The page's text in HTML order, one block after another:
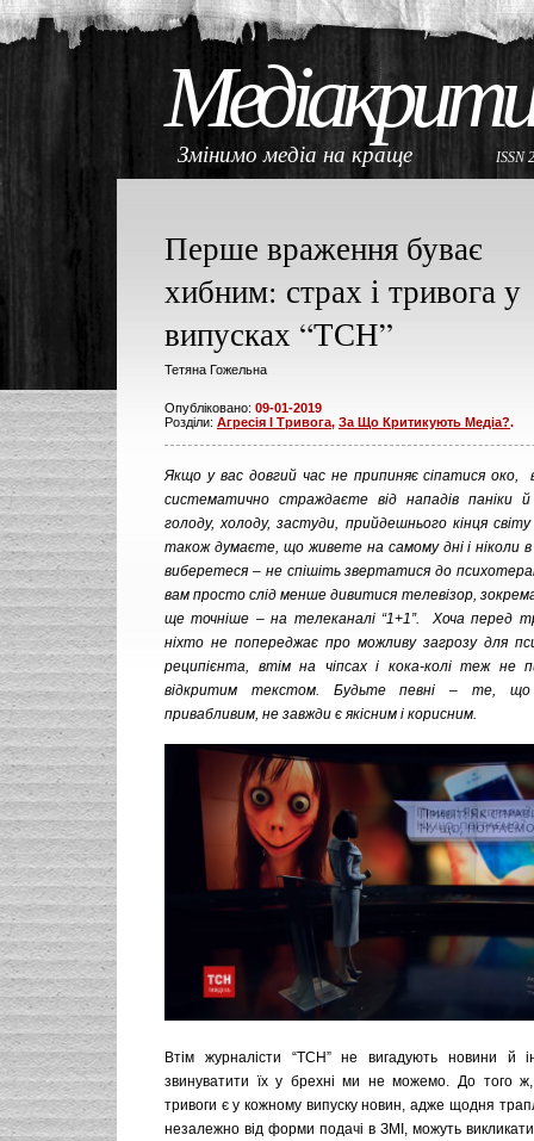
Змінимо медіа на краще ISSN
Перше враження буває
хибним: страх і тривога у
випусках “ТСН”
Тетяна Гожельна
Опубліковано: 09-01-2019
Розділи: Агресія І Тривога, За Що Критикують Медіа?.
Якщо у вас довгий час не припиняє сіпатися око,
систематично страждаєте від нападів паніки й
голоду, холоду, застуди, прийдешнього кінця
також думаєте, що живете на самому дні і ніколи
виберетеся – не спішіть звертатися до
вам просто слід менше дивитися телевізор,
ще точніше – на телеканалі “1+1”. Хоча перед
ніхто не попереджає про можливу загрозу для
реципієнта, втім на чіпсах і кока-колі теж не
відкритим текстом. Будьте певні – те, що
привабливим, не завжди є якісним і корисним.
Втім журналісти “ТСН” не вигадують новини й
звинуватити їх у брехні ми не можемо. До того
тривоги є у кожному випуску новин, адже щодня
незалежно від форми подачі в ЗМІ, можуть